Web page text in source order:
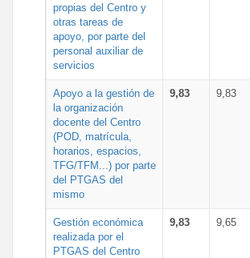
propias del Centro y
otras tareas de
apoyo, por parte del
personal auxiliar de
servicios
Apoyo a la gestión de
la organización
docente del Centro
(POD, matrícula,
horarios, espacios,
TFG/TFM...) por parte
del PTGAS del
mismo
9,83 9,83
Gestión económica
realizada por el
PTGAS del Centro
9,83 9,65